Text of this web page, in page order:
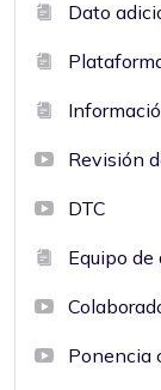
Dato
Revisión
DTC
Equipo de
Ponencia